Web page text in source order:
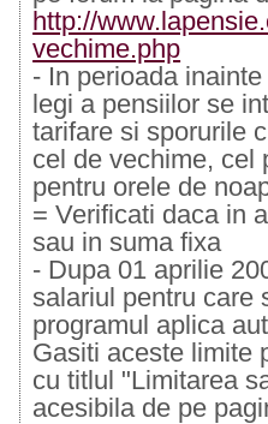
http://
vechime.php
- In perioada
legi a pensiilor se
tarifare si sporurile
cel de vechime, cel
pentru orele de
= Verificati daca in
sau in suma fixa
- Dupa 01 aprilie
salariul pentru care
programul aplica
Gasiti aceste limite
cu titlul "Limitarea
acesibila de pe